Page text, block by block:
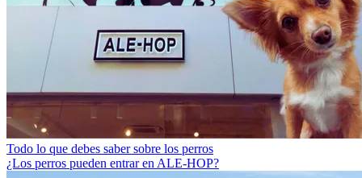
Todo lo que debes saber sobre los perros
¿Los perros pueden entrar en ALE-HOP?